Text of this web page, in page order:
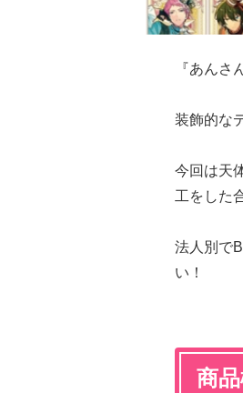
『あんさ
装飾的な
今回は天
工をした
法人別で
い！
商